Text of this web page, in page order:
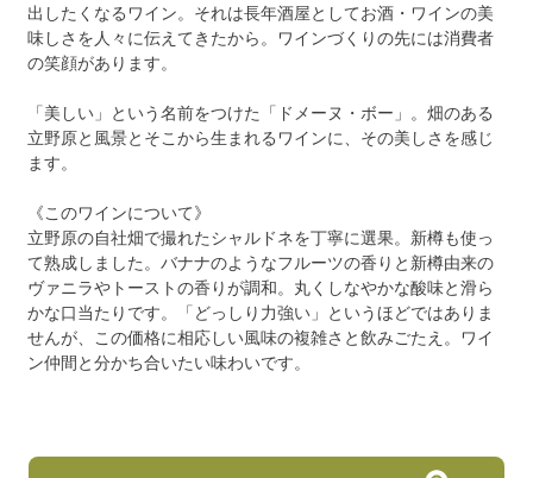
出したくなるワイン。それは長年酒屋としてお酒・ワインの美
味しさを人々に伝えてきたから。ワインづくりの先には消費者
の笑顔があります。
「美しい」という名前をつけた「ドメーヌ・ボー」。畑のある
立野原と風景とそこから生まれるワインに、その美しさを感じ
ます。
《このワインについて》
立野原の自社畑で撮れたシャルドネを丁寧に選果。新樽も使っ
て熟成しました。バナナのようなフルーツの香りと新樽由来の
ヴァニラやトーストの香りが調和。丸くしなやかな酸味と滑ら
かな口当たりです。「どっしり力強い」というほどではありま
せんが、この価格に相応しい風味の複雑さと飲みごたえ。ワイ
ン仲間と分かち合いたい味わいです。